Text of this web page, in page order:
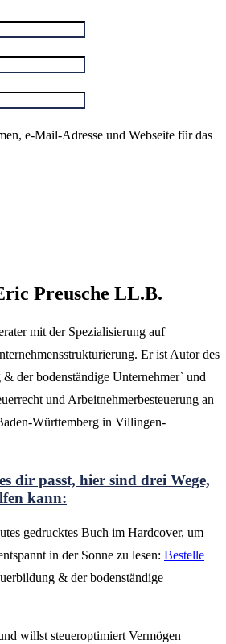
e-Mail-Adresse und Webseite für das
Preusche LL.B.
mit der Spezialisierung auf
Er ist Autor des
& der bodenständige Unternehmer` und
und Arbeitnehmerbesteuerung an
Württemberg in Villingen-
dir passt, hier sind drei Wege,
kann:
gedrucktes Buch im Hardcover, um
in der Sonne zu lesen: Bestelle
& der bodenständige
willst steueroptimiert Vermögen